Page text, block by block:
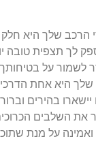
הרכב שלך היא
לך תצפית טובה
לשמור על בטיחותך
שלך היא אחת
בהירים
את השלבים
על מנת